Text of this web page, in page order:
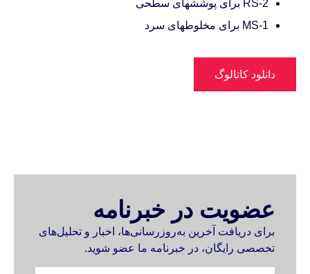
RS-2 برای پوششهای سطحی
MS-1 برای مخلوطهای سرد
دانلود کاتالوگ
عضویت در خبرنامه
برای دریافت آخرین به‌روزرسانی‌ها، اخبار و تحلیل‌های
تخصصی رایگان، در خبرنامه ما عضو شوید.